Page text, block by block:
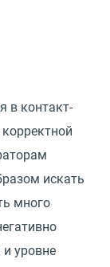
в контакт-
искать
много
уровне